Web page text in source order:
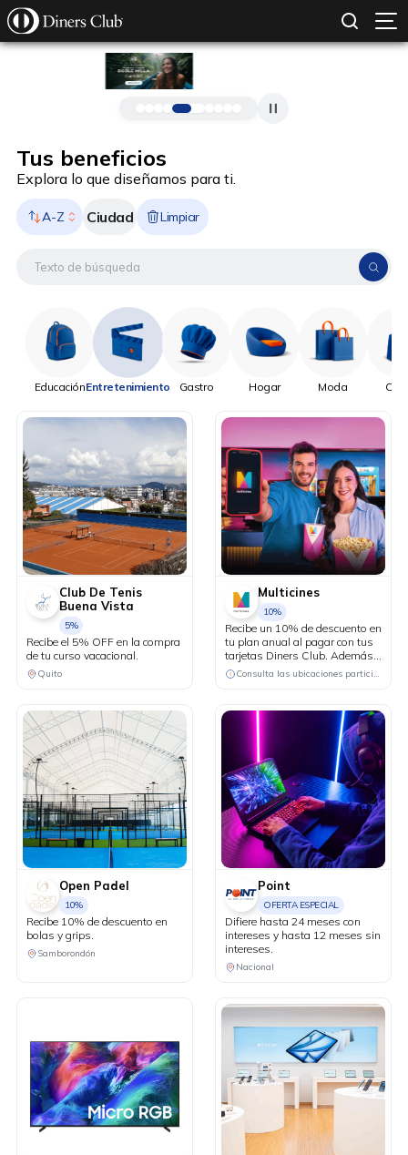
Pasar al contenido principal
Tus beneficios
Explora lo que diseñamos para ti.
A-Z Ciudad Limpiar
EducaciónEntretenimiento Gastro Hogar Moda
Club De Tenis
Buena Vista
5%
Recibe el 5% OFF en la compra
de tu curso vacacional.
Quito
Multicines
10%
Recibe un 10% de descuento en
tu plan anual al pagar con tus
tarjetas Diners Club. Además,
participa en el sorteo de la
devolución del valor de tu
nivel nacional.
Consulta las ubicaciones participantes
Open Padel
10%
Recibe 10% de descuento en
bolas y grips.
Samborondón
Point
OFERTA ESPECIAL
Difiere hasta 24 meses con
intereses y hasta 12 meses sin
intereses.
Nacional